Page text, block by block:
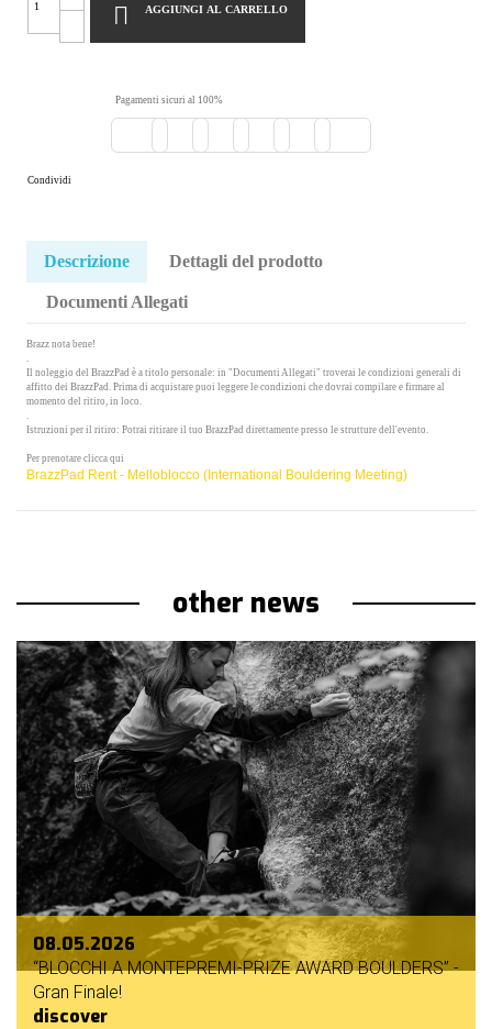
 AGGIUNGI AL CARRELLO
Pagamenti sicuri al 100%
Condividi
Descrizione Dettagli del prodotto
Documenti Allegati
Brazz nota bene!
.
Il noleggio del BrazzPad è a titolo personale: in "Documenti Allegati" troverai le condizioni generali di
affitto dei BrazzPad. Prima di acquistare puoi leggere le condizioni che dovrai compilare e firmare al
momento del ritiro, in loco.
.
Istruzioni per il ritiro: Potrai ritirare il tuo BrazzPad direttamente presso le strutture dell'evento.
Per prenotare clicca qui
BrazzPad Rent - Melloblocco (International Bouldering Meeting)
other news
08.05.2026
“BLOCCHI A MONTEPREMI-PRIZE AWARD BOULDERS” -
Gran Finale!
discover